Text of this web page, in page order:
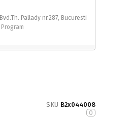
Bvd.Th. Pallady nr.287, Bucuresti
Program
SKU B2x044008
0